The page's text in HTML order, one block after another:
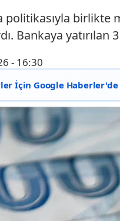
politikasıyla
Bankaya
- 16:30
İçin Google